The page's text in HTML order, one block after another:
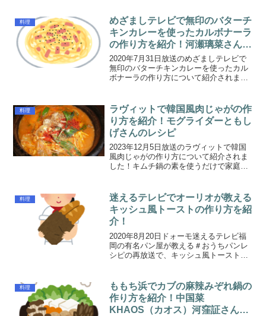
料理
めざましテレビで無印のバターチ
キンカレーを使ったカルボナーラ
の作り方を紹介！河瀬璃菜さんの
レシピ
2020年7月31日放送のめざましテレビで
無印のバターチキンカレーを使ったカル
ボナーラの作り方について紹介されまし
料理
ラヴィットで韓国風肉じゃがの作
り方を紹介！モグライダーともし
げさんのレシピ
2023年12月5日放送のラヴィットで韓国
風肉じゃがの作り方について紹介されま
した！キムチ鍋の素を使うだけで家庭料
モグライダーともしげさんです。韓国風
肉じゃがのレシピ韓...
料理
迷えるテレビでオーリオが教える
キッシュ風トーストの作り方を紹
介！
2020年8月20日ドォーモ迷えるテレビ福
岡の有名パン屋が教える＃おうちパンレ
シピの再放送で、キッシュ風トーストの
料理
ももち浜でカブの麻辣みぞれ鍋の
作り方を紹介！中国菜
KHAOS（カオス）河窪証さんの